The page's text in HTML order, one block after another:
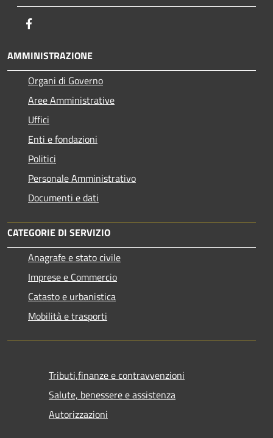
AMMINISTRAZIONE
Organi di Governo
Aree Amministrative
Uffici
Enti e fondazioni
Politici
Personale Amministrativo
Documenti e dati
CATEGORIE DI SERVIZIO
Anagrafe e stato civile
Imprese e Commercio
Catasto e urbanistica
Mobilità e trasporti
Tributi,finanze e contravvenzioni
Salute, benessere e assistenza
Autorizzazioni